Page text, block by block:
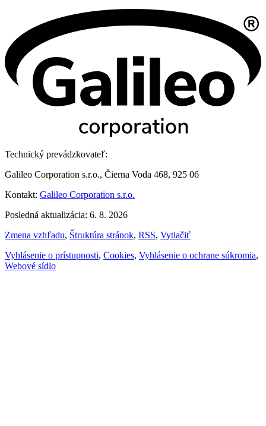
Technický prevádzkovateľ:
Galileo Corporation s.r.o., Čierna Voda 468, 925 06
Kontakt: Galileo Corporation s.r.o.
Posledná aktualizácia: 6. 8. 2026
Zmena vzhľadu, Štruktúra stránok, RSS, Vytlačiť
Vyhlásenie o prístupnosti, Cookies, Vyhlásenie o ochrane súkromia,
Webové sídlo